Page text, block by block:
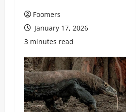
Foomers
January 17, 2026
3 minutes read